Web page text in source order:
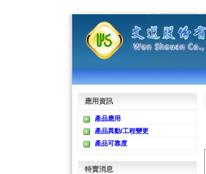
應用資訊
產品應用
產品異動/工程變更
產品可靠度
特賣消息